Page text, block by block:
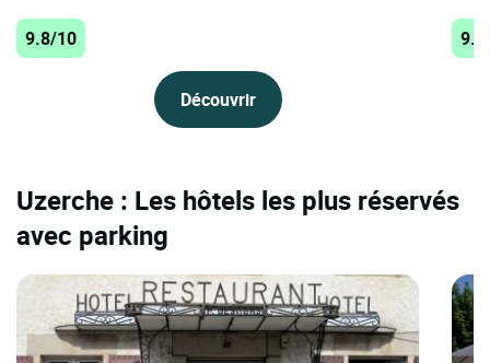
9.8/10
Découvrir
Uzerche : Les hôtels les plus réservés
avec parking